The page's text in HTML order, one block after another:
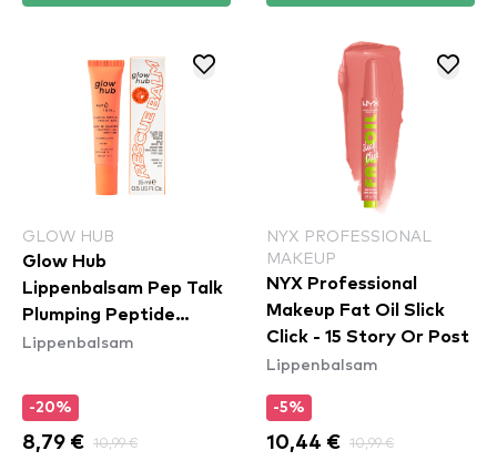
GLOW HUB
Glow Hub
Lippenbalsam Pep Talk
Plumping Peptide
Rescue Balm - Mango
Lippenbalsam
-20%
8,79 € 10,99 €
NYX PROFESSIONAL
MAKEUP
NYX Professional
Makeup Fat Oil Slick
Click - 15 Story Or Post
Lippenbalsam
-5%
10,44 € 10,99 €